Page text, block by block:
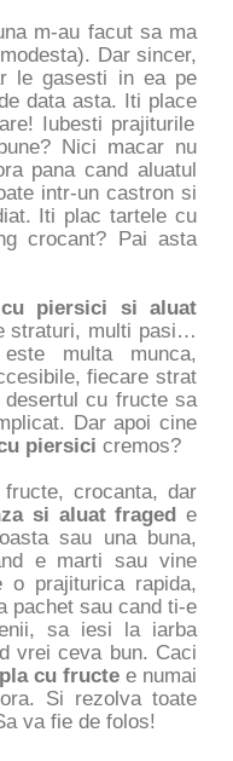
m-au facut sa ma
Dar sincer,
le gasesti in ea pe
data asta. Iti place
Iubesti prajiturile
Nici macar nu
pana cand aluatul
intr-un castron si
Iti plac tartele cu
crocant? Pai asta
piersici si aluat
straturi, multi pasi…
multa munca,
fiecare strat
cu fructe sa
Dar apoi cine
piersici cremos?
crocanta, dar
si aluat fraged e
sau una buna,
e marti sau vine
o prajiturica rapida,
pachet sau cand ti-e
sa iesi la iarba
vrei ceva bun. Caci
cu fructee numai
Si rezolva toate
va fie de folos!